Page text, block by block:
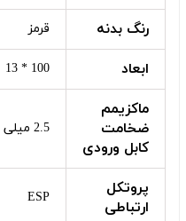
رنگ بدنه قرمز
ابعاد 100 * 13
ماکزیمم
ضخامت
کابل ورودی
2.5 میلی متر مربع
پروتکل
ارتباطی
ESP